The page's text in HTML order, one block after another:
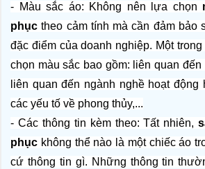
- Màu sắc áo: Không nên lựa chọn
phục theo cảm tính mà cần đảm bảo
đặc điểm của doanh nghiệp. Một
chọn màu sắc bao gồm: liên quan
liên quan đến ngành nghề hoạt động
các yếu tố về phong thủy,...
- Các thông tin kèm theo: Tất nhiên,
phục không thể nào là một chiếc áo
cứ thông tin gì. Những thông tin